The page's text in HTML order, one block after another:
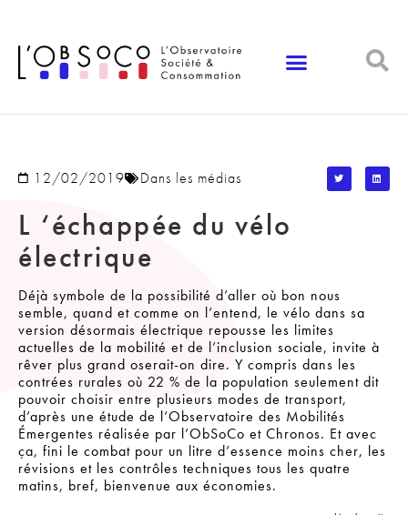
12/02/2019 Dans les médias
L ‘échappée du vélo
électrique
Déjà symbole de la possibilité d’aller où bon nous
semble, quand et comme on l’entend, le vélo dans sa
version désormais électrique repousse les limites
actuelles de la mobilité et de l’inclusion sociale, invite à
rêver plus grand oserait-on dire. Y compris dans les
contrées rurales où 22 % de la population seulement dit
pouvoir choisir entre plusieurs modes de transport,
d’après une étude de l’Observatoire des Mobilités
Émergentes réalisée par l’ObSoCo et Chronos. Et avec
ça, fini le combat pour un litre d’essence moins cher, les
révisions et les contrôles techniques tous les quatre
matins, bref, bienvenue aux économies.